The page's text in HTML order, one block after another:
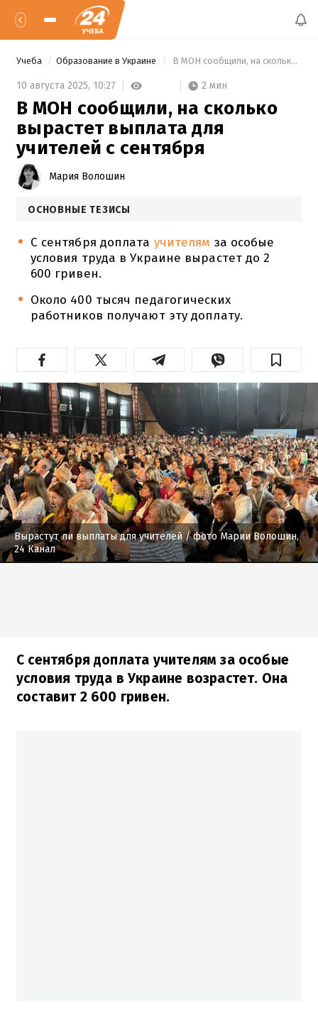
Учеба Образование в Украине В МОН сообщили, на сколько вырастет выплата для учителей с сентября
10 августа 2025, 10:27 2 мин
В МОН сообщили, на сколько
вырастет выплата для
учителей с сентября
Мария Волошин
ОСНОВНЫЕ ТЕЗИСЫ
С сентября доплата учителям за особые
условия труда в Украине вырастет до 2
600 гривен.
Около 400 тысяч педагогических
работников получают эту доплату.
Вырастут ли выплаты для учителей/ фото Марии Волошин,
24 Канал
С сентября доплата учителям за особые
условия труда в Украине возрастет. Она
составит 2 600 гривен.